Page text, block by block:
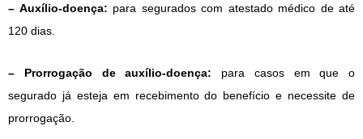
– Auxílio-doença: para segurados com atestado médico de até
120 dias.
– Prorrogação de auxílio-doença: para casos em que o
segurado já esteja em recebimento do benefício e necessite de
prorrogação.